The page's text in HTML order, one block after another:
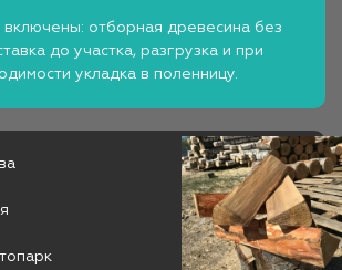
включены: отборная древесина без
до участка, разгрузка и при
укладка в поленницу.